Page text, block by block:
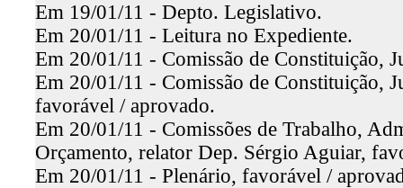
Em 19/01/11 - Depto. Legislativo.
Em 20/01/11 - Leitura no Expediente.
Em 20/01/11 - Comissão de Constituição,
Em 20/01/11 - Comissão de Constituição,
favorável / aprovado.
Em 20/01/11 - Comissões de Trabalho,
Orçamento, relator Dep. Sérgio Aguiar,
Em 20/01/11 - Plenário, favorável /